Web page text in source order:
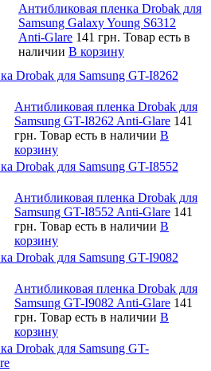
Антибликовая пленка Drobak для
Samsung Galaxy Young S6312
Anti-Glare 141 грн. Товар есть в
наличии В корзину
Drobak для Samsung GT-I8262
Антибликовая пленка Drobak для
Samsung GT-I8262 Anti-Glare 141
грн. Товар есть в наличии В
корзину
Drobak для Samsung GT-I8552
Антибликовая пленка Drobak для
Samsung GT-I8552 Anti-Glare 141
грн. Товар есть в наличии В
корзину
Drobak для Samsung GT-I9082
Антибликовая пленка Drobak для
Samsung GT-I9082 Anti-Glare 141
грн. Товар есть в наличии В
корзину
Drobak для Samsung GT-